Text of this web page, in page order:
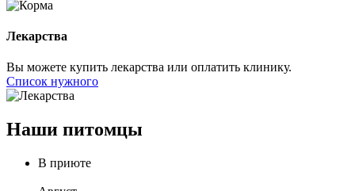
Лекарства
Вы можете купить лекарства или оплатить клинику.
Список нужного
Наши питомцы
В приюте